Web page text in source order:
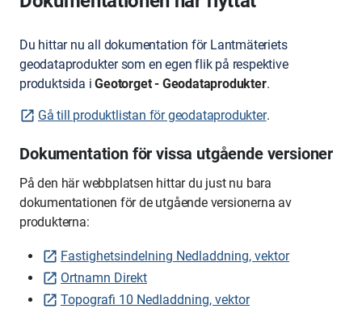
Du hittar nu all dokumentation för Lantmäteriets
geodataprodukter som en egen flik på respektive
produktsida i Geotorget - Geodataprodukter.
Gå till produktlistan för geodataprodukter.
Dokumentation för vissa utgående versioner
På den här webbplatsen hittar du just nu bara
dokumentationen för de utgående versionerna av
produkterna:
Fastighetsindelning Nedladdning, vektor
Ortnamn Direkt
Topografi 10 Nedladdning, vektor